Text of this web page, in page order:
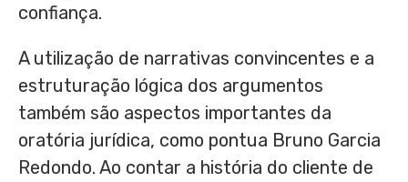
confiança.
A utilização de narrativas convincentes e a
estruturação lógica dos argumentos
também são aspectos importantes da
oratória jurídica, como pontua Bruno Garcia
Redondo. Ao contar a história do cliente de